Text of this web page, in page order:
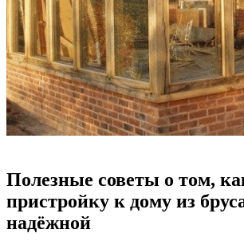
Полезные советы о том,
пристройку к дому из
надёжной